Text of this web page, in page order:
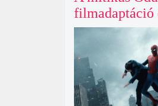
filmadaptáció
lépte át a
egymilliárd
álomhatárt a